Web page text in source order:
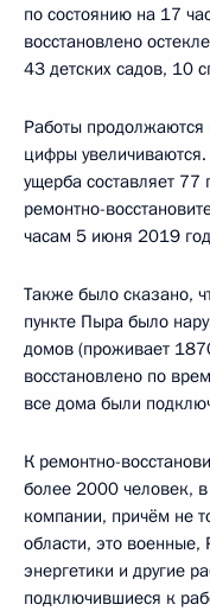
по состоянию на 17
восстановлено
43 детских садов, 10
Работы продолжаются
цифры
ущерба составляет 77
ремонтно-
часам 5 июня 2019
Также было сказано,
пункте Пыра было
домов (проживает
восстановлено по
все дома были
К ремонтно-
более 2000 человек,
компании, причём не
области, это
энергетики и другие
подключившиеся к